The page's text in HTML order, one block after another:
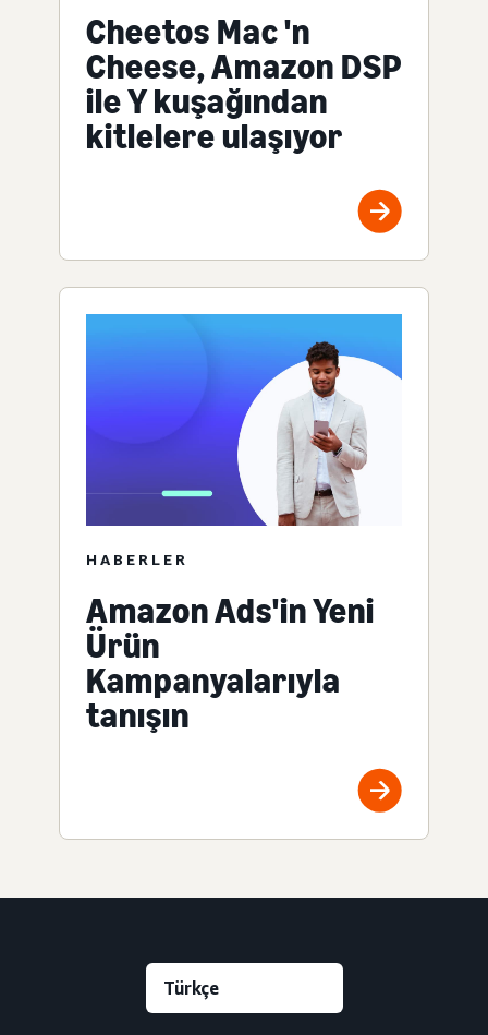
Cheetos Mac 'n
Cheese, Amazon DSP
ile Y kuşağından
kitlelere ulaşıyor
HABERLER
Amazon Ads'in Yeni
Ürün
Kampanyalarıyla
tanışın